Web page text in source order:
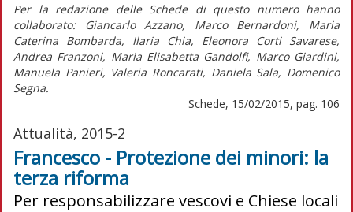
Per la redazione delle Schede di questo numero hanno
collaborato: Giancarlo Azzano, Marco Bernardoni, Maria
Caterina Bombarda, Ilaria Chia, Eleonora Corti Savarese,
Andrea Franzoni, Maria Elisabetta Gandolfi, Marco Giardini,
Manuela Panieri, Valeria Roncarati, Daniela Sala, Domenico
Segna.
Schede, 15/02/2015, pag. 106
Attualità, 2015-2
Francesco - Protezione dei minori: la
terza riforma
Per responsabilizzare vescovi e Chiese locali